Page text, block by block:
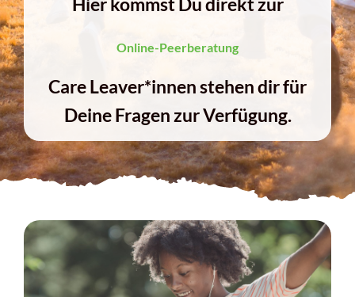
Online-Peerberatung
Care Leaver*innen stehen dir für
Deine Fragen zur Verfügung.